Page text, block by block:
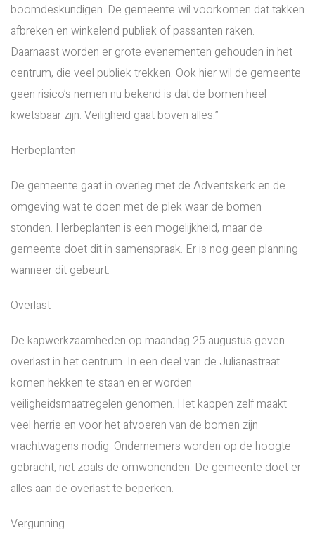
boomdeskundigen. De gemeente wil voorkomen dat takken
afbreken en winkelend publiek of passanten raken.
Daarnaast worden er grote evenementen gehouden in het
centrum, die veel publiek trekken. Ook hier wil de gemeente
geen risico’s nemen nu bekend is dat de bomen heel
kwetsbaar zijn. Veiligheid gaat boven alles.”
Herbeplanten
De gemeente gaat in overleg met de Adventskerk en de
omgeving wat te doen met de plek waar de bomen
stonden. Herbeplanten is een mogelijkheid, maar de
gemeente doet dit in samenspraak. Er is nog geen planning
wanneer dit gebeurt.
Overlast
De kapwerkzaamheden op maandag 25 augustus geven
overlast in het centrum. In een deel van de Julianastraat
komen hekken te staan en er worden
veiligheidsmaatregelen genomen. Het kappen zelf maakt
veel herrie en voor het afvoeren van de bomen zijn
vrachtwagens nodig. Ondernemers worden op de hoogte
gebracht, net zoals de omwonenden. De gemeente doet er
alles aan de overlast te beperken.
Vergunning